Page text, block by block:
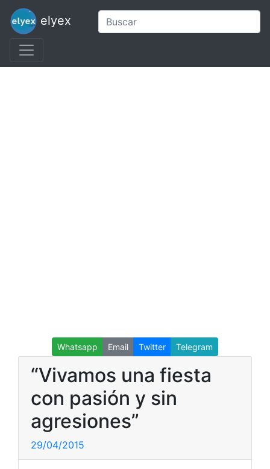
elyex
Whatsapp Email Twitter Telegram
“Vivamos una fiesta
con pasión y sin
agresiones”
29/04/2015